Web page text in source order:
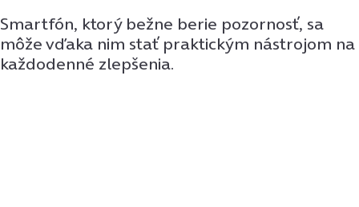
Smartfón, ktorý bežne berie pozornosť, sa
môže vďaka nim stať praktickým nástrojom na
každodenné zlepšenia.